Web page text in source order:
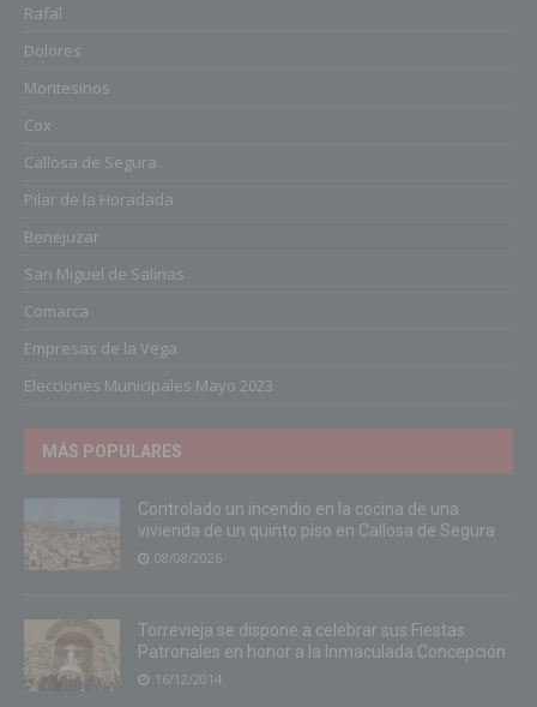
Rafal
Dolores
Montesinos
Cox
Callosa de Segura
Pilar de la Horadada
Benejuzar
San Miguel de Salinas
Comarca
Empresas de la Vega
Elecciones Municipales Mayo 2023
MÁS POPULARES
Controlado un incendio en la cocina de una
vivienda de un quinto piso en Callosa de Segura
08/08/2026
Torrevieja se dispone a celebrar sus Fiestas
Patronales en honor a la Inmaculada Concepción
16/12/2014